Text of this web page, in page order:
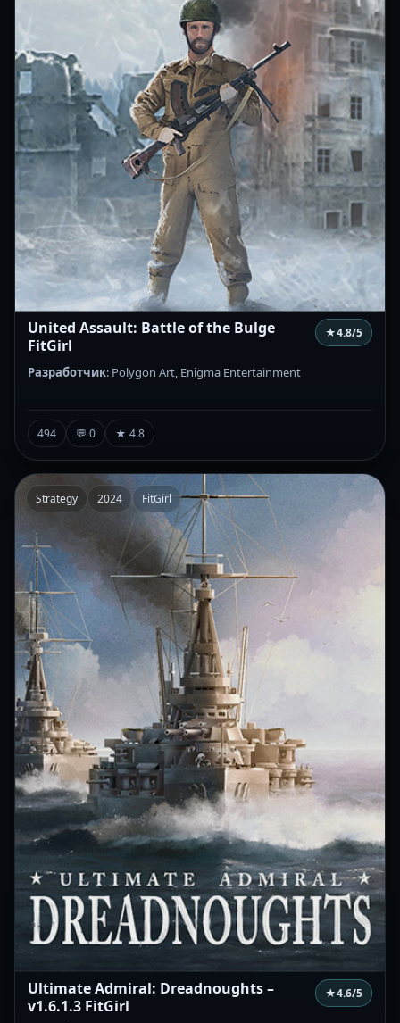
United Assault: Battle of the Bulge
FitGirl
★4.8/5
Разработчик: Polygon Art, Enigma Entertainment
494 💬 0 ★ 4.8
Strategy 2024 FitGirl
Ultimate Admiral: Dreadnoughts –
v1.6.1.3 FitGirl
★4.6/5